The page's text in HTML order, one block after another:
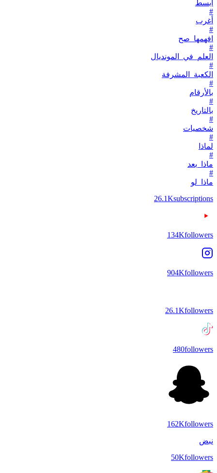
أبسط
#
أغرب
#
افهمها_صح
#
العلم_في_المونديال
#
الكعبة_المشرفة
#
بالأرقام
#
بالتاريخ
#
شخصيات
#
لماذا
#
ماذا_بعد
#
ماذا_لو
26.1Ksubscriptions
134Kfollowers
904Kfollowers
26.1Kfollowers
480followers
162Kfollowers
نبض
50Kfollowers